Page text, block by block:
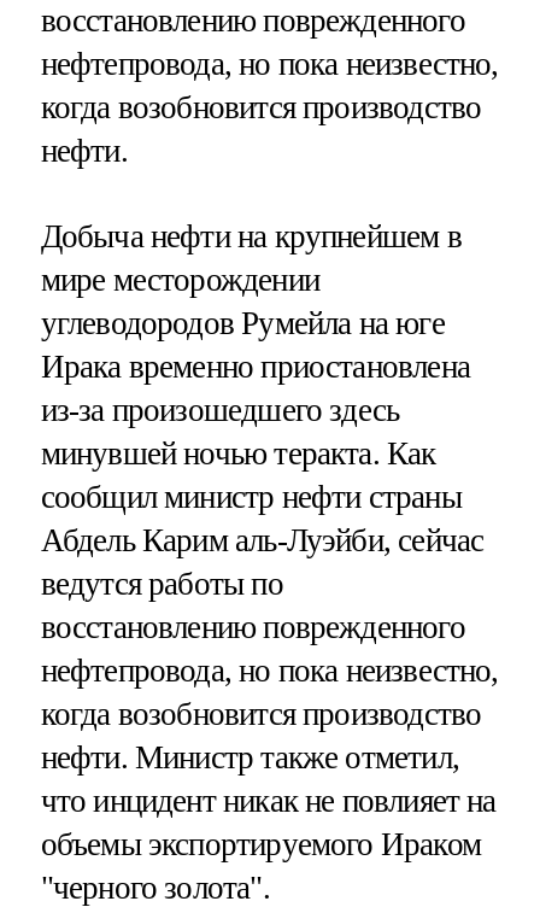
восстановлению поврежденного
нефтепровода, но пока неизвестно,
когда возобновится производство
нефти.
Добыча нефти на крупнейшем в
мире месторождении
углеводородов Румейла на юге
Ирака временно приостановлена
из-за произошедшего здесь
минувшей ночью теракта. Как
сообщил министр нефти страны
Абдель Карим аль-Луэйби, сейчас
ведутся работы по
восстановлению поврежденного
нефтепровода, но пока неизвестно,
когда возобновится производство
нефти. Министр также отметил,
что инцидент никак не повлияет на
объемы экспортируемого Ираком
"черного золота".